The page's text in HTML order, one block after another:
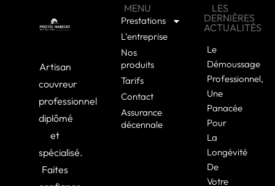
Artisan
couvreur
professionnel
diplômé
et
spécialisé.
Faites
MENU
Prestations
L’entreprise
Nos
produits
Tarifs
Contact
Assurance
décennale
LES
DERNIÈRES
ACTUALITÉS
Le
Démoussage
Professionnel,
Une
Panacée
Pour
La
Longévité
De
Votre